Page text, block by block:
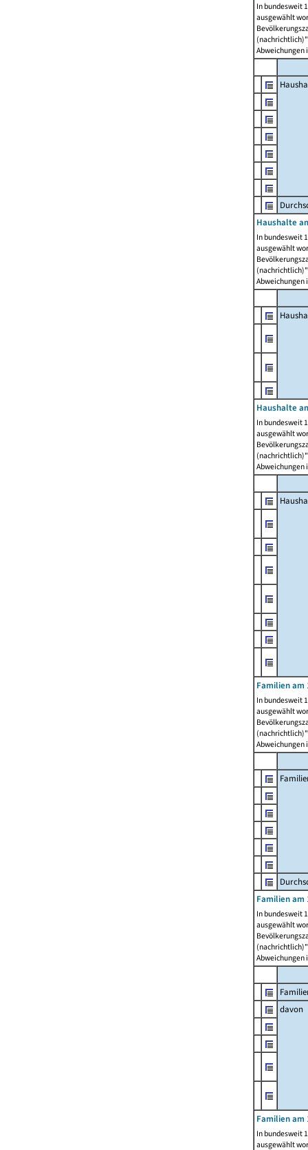
In bundesweit
ausgewählt
Abweichungen
Haushalte
In bundesweit
ausgewählt
Abweichungen
Haushalte
In bundesweit
ausgewählt
Abweichungen
Familien am
In bundesweit
ausgewählt
Abweichungen
Familien am
In bundesweit
ausgewählt
Abweichungen
davon
Familien am
In bundesweit
ausgewählt